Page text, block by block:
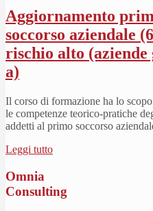
Aggiornamento
soccorso aziendale
rischio alto (aziende
a)
Il corso di formazione ha lo
le competenze teorico-pratiche
addetti al primo soccorso
Leggi tutto
Omnia
Consulting